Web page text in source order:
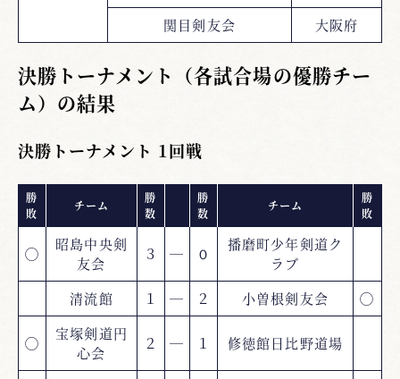
関目剣友会
大阪府
決勝トーナメント（各試合場の優勝チー
ム）の結果
決勝トーナメント 1回戦
勝
敗
チーム
勝
数
勝
数
チーム
勝
敗
◯
昭島中央剣
友会
３ ― ０
播磨町少年剣道ク
ラブ
清流館
１ ― ２ 小曽根剣友会 ◯
◯
宝塚剣道円
心会
２ ― １ 修徳館日比野道場